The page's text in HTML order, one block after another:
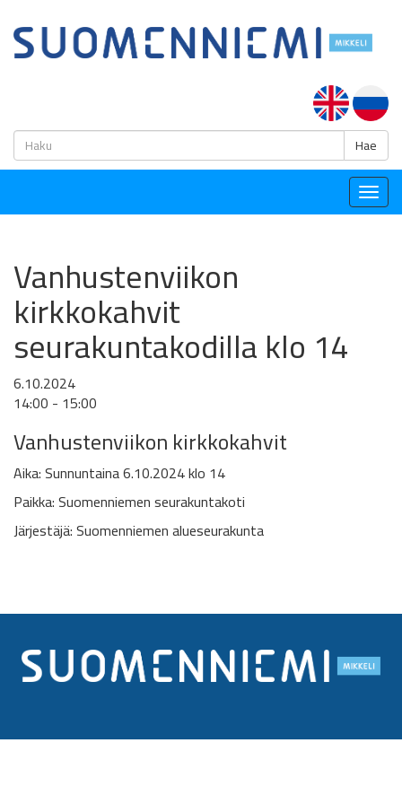
Hae
Vanhustenviikon
kirkkokahvit
seurakuntakodilla klo 14
6.10.2024
14:00 - 15:00
Vanhustenviikon kirkkokahvit
Aika: Sunnuntaina 6.10.2024 klo 14
Paikka: Suomenniemen seurakuntakoti
Järjestäjä: Suomenniemen alueseurakunta